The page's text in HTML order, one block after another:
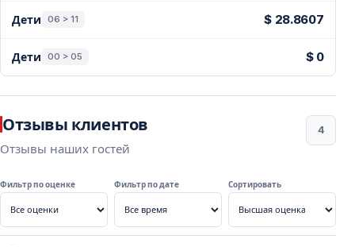
Дети 06 > 11 $ 28.8607
Дети 00 > 05 $ 0
Отзывы клиентов
Отзывы наших гостей
4
Фильтр по оценке Фильтр по дате Сортировать